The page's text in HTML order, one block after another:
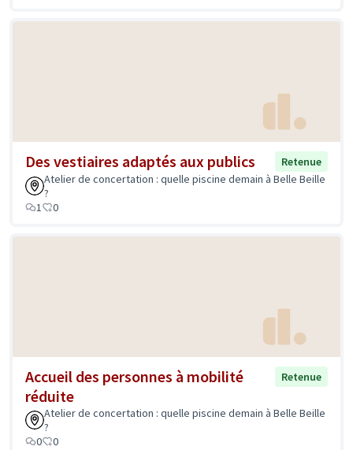
Des vestiaires adaptés aux publics
Retenue
Atelier de concertation : quelle piscine demain à Belle Beille
?
1
0
Accueil des personnes à mobilité
réduite
Retenue
Atelier de concertation : quelle piscine demain à Belle Beille
?
0
0